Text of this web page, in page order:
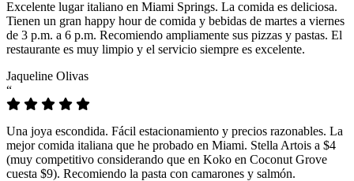
Excelente lugar italiano en Miami Springs. La comida es deliciosa.
Tienen un gran happy hour de comida y bebidas de martes a viernes
de 3 p.m. a 6 p.m. Recomiendo ampliamente sus pizzas y pastas. El
restaurante es muy limpio y el servicio siempre es excelente.
Jaqueline Olivas
“
Una joya escondida. Fácil estacionamiento y precios razonables. La
mejor comida italiana que he probado en Miami. Stella Artois a $4
(muy competitivo considerando que en Koko en Coconut Grove
cuesta $9). Recomiendo la pasta con camarones y salmón.